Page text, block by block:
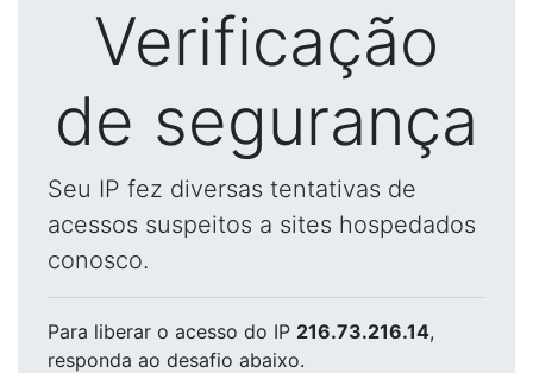
Verificação
de segurança
Seu IP fez diversas tentativas de
acessos suspeitos a sites hospedados
conosco.
Para liberar o acesso do IP 216.73.216.14,
responda ao desafio abaixo.